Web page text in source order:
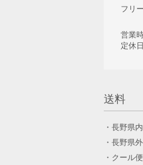
フリ
営業
定休
送料
・長野
・長野県
・クール